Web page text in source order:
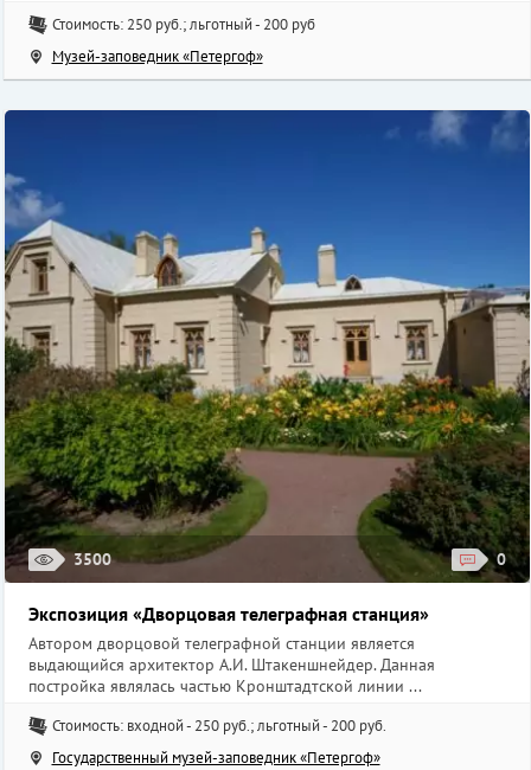
Стоимость: 250 руб.; льготный - 200 руб
Музей-заповедник «Петергоф»
3500 0
Экспозиция «Дворцовая телеграфная станция»
Автором дворцовой телеграфной станции является
выдающийся архитектор А.И. Штакеншнейдер. Данная
постройка являлась частью Кронштадтской линии ...
Стоимость: входной - 250 руб.; льготный - 200 руб.
Государственный музей-заповедник «Петергоф»